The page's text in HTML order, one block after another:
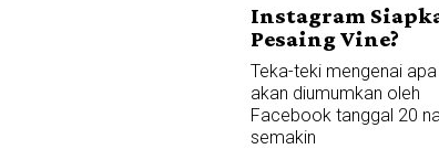
Instagram
Pesaing Vine?
Teka-teki mengenai
akan diumumkan oleh
Facebook tanggal 20
semakin